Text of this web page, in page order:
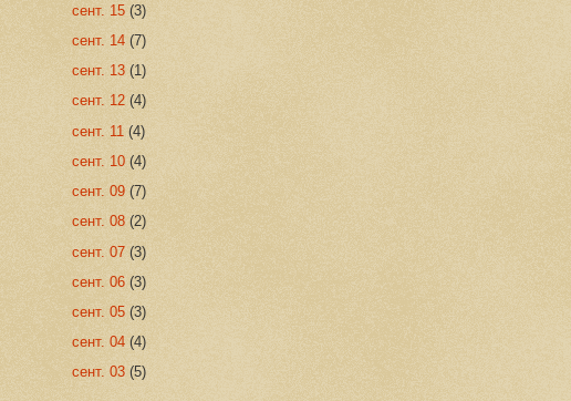
сент. 15 (3)
сент. 14 (7)
сент. 13 (1)
сент. 12 (4)
сент. 11 (4)
сент. 10 (4)
сент. 09 (7)
сент. 08 (2)
сент. 07 (3)
сент. 06 (3)
сент. 05 (3)
сент. 04 (4)
сент. 03 (5)